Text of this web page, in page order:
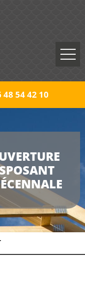
48 54 42 10